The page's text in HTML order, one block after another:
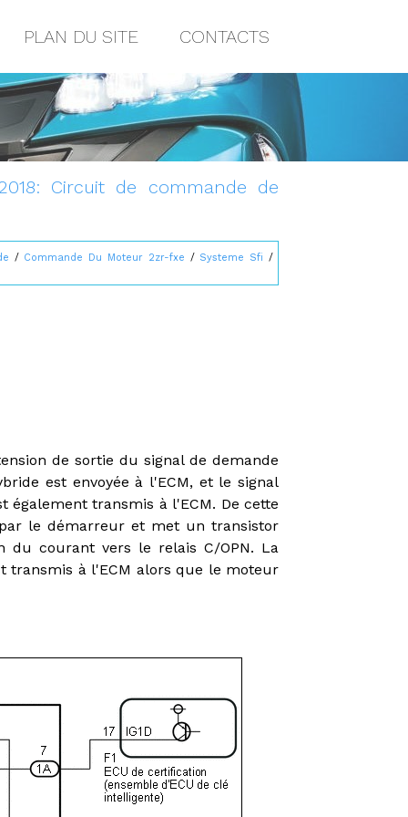
PLAN DU SITE CONTACTS
Circuit de commande de
/ Commande Du Moteur 2zr-fxe / Systeme Sfi /
de sortie du signal de demande
est envoyée à l'ECM, et le signal
également transmis à l'ECM. De cette
le démarreur et met un transistor
du courant vers le relais C/OPN. La
transmis à l'ECM alors que le moteur